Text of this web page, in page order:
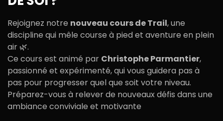
Rejoignez notre nouveau cours de Trail, une
discipline qui mêle course à pied et aventure en plein
air 🌿.
Ce cours est animé par Christophe Parmantier,
passionné et expérimenté, qui vous guidera pas à
pas pour progresser quel que soit votre niveau.
Préparez-vous à relever de nouveaux défis dans une
ambiance conviviale et motivante